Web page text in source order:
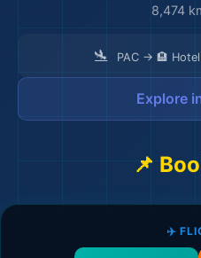
🗺️
8,474
🛬 PAC → 🏨 Hotel
Explore
📌
✈️